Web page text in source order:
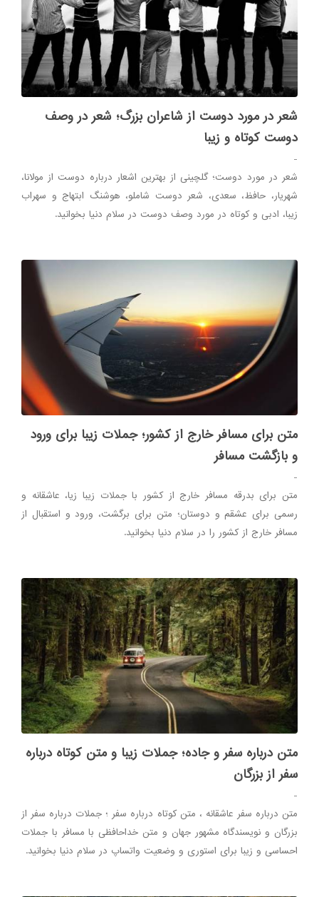
شعر در مورد دوست از شاعران بزرگ؛ شعر در وصف
دوست کوتاه و زیبا
-
شعر در مورد دوست؛ گلچینی از بهترین اشعار درباره دوست از مولانا،
شهریار، حافظ، سعدی، شعر دوست شاملو، هوشنگ ابتهاج و سهراب
زیبا، ادبی و کوتاه در مورد وصف دوست در سلام دنیا بخوانید.
متن برای مسافر خارج از کشور؛ جملات زیبا برای ورود
و بازگشت مسافر
-
متن برای بدرقه مسافر خارج از کشور با جملات زیبا زیا، عاشقانه و
رسمی برای عشقم و دوستان؛ متن برای برگشت، ورود و استقبال از
مسافر خارج از کشور را در سلام دنیا بخوانید.
متن درباره سفر و جاده؛ جملات زیبا و متن کوتاه درباره
سفر از بزرگان
-
متن درباره سفر عاشقانه ، متن کوتاه درباره سفر ؛ جملات درباره سفر از
بزرگان و نویسندگاه مشهور جهان و متن خداحافظی با مسافر با جملات
احساسی و زیبا برای استوری و وضعیت واتساپ در سلام دنیا بخوانید.